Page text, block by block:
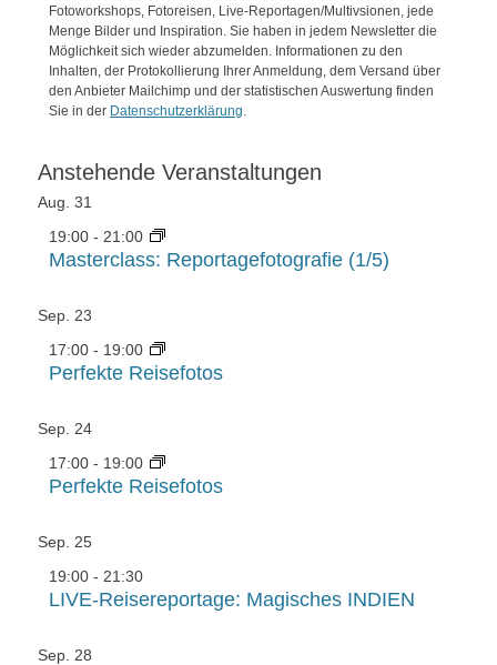
Fotoworkshops, Fotoreisen, Live-Reportagen/Multivsionen, jede
Menge Bilder und Inspiration. Sie haben in jedem Newsletter die
Möglichkeit sich wieder abzumelden. Informationen zu den
Inhalten, der Protokollierung Ihrer Anmeldung, dem Versand über
den Anbieter Mailchimp und der statistischen Auswertung finden
Sie in der Datenschutzerklärung.
Anstehende Veranstaltungen
Aug. 31
19:00 - 21:00
Masterclass: Reportagefotografie (1/5)
Sep. 23
17:00 - 19:00
Perfekte Reisefotos
Sep. 24
17:00 - 19:00
Perfekte Reisefotos
Sep. 25
19:00 - 21:30
LIVE-Reisereportage: Magisches INDIEN
Sep. 28